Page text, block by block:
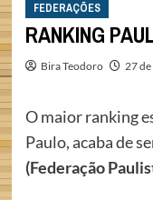
FEDERAÇÕES
RANKING
Bira Teodoro 27
O maior ranking
Paulo, acaba de
(Federação